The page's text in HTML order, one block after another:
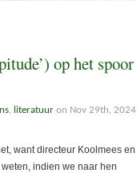
op het spoor
literatuur on Nov 29th, 2024
want directeur Koolmees en
indien we naar hen